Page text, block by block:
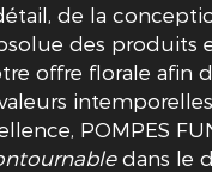
de la
des produits
offre florale afin
POMPES
dans le